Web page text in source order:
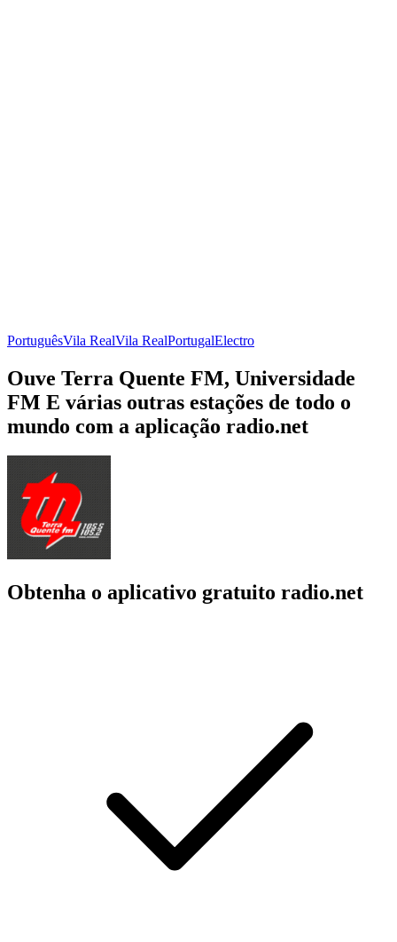
PortuguêsVila RealVila RealPortugalElectro
Ouve Terra Quente FM, Universidade
FM E várias outras estações de todo o
mundo com a aplicação radio.net
Obtenha o aplicativo gratuito radio.net